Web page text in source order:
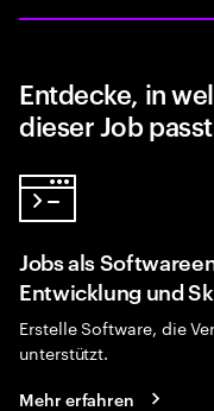
Entdecke, in
dieser Job passt
Jobs als
Entwicklung und
Erstelle Software, die
unterstützt.
Mehr erfahren